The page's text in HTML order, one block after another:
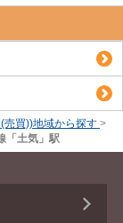
売買))地域から探す >
土気」駅